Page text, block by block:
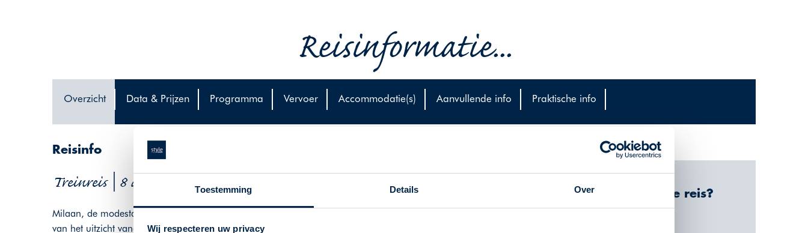
Toestemming Details Over
Wij respecteren uw privacy
Reisinformatie...
Overzicht Data & Prijzen Programma Vervoer Accommodatie(s) Aanvullende info Praktische info
Reisinfo
Treinreis | 8 dagen | Italië
Milaan, de modestad van Italië, is het startpunt van deze fly-train reis. Bezoek het gezellige Navigli, geniet
van het uitzicht vanaf de Duomo en ga winkelen in de Galleria Vittorio Emanuele. Vanuit Milaan reist u door
Waarom deze reis?